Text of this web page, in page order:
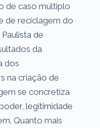
de caso múltiplo
de reciclagem do
de
da
dos
na criação de
se concretiza
legitimidade
Quanto mais